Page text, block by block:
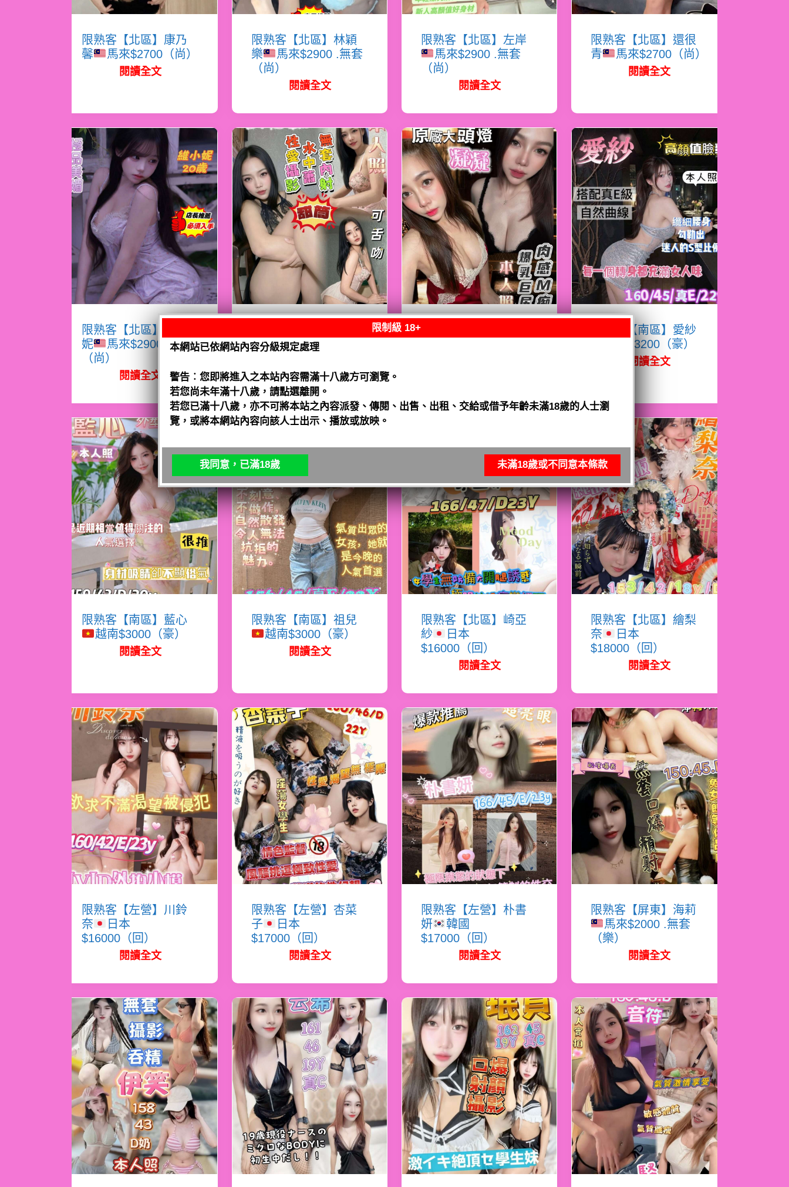
限熟客【北區】康乃
馨
馬來$2700（尚）
閱讀全文
限熟客【北區】林穎
樂
馬來$2900 .無套
（尚）
閱讀全文
限熟客【北區】左岸
馬來$2900 .無套
（尚）
閱讀全文
限熟客【北區】還很
青
馬來$2700（尚）
閱讀全文
限熟客【北區】維小
妮
馬來$2900 .無套
（尚）
閱讀全文
馬來$2700 .無套
閱讀全文
限熟客【南區】愛紗
越南$3200（豪）
閱讀全文
限熟客【南區】藍心
越南$3000（豪）
閱讀全文
限熟客【南區】祖兒
越南$3000（豪）
閱讀全文
限熟客【北區】崎亞
紗
日本
$16000（回）
閱讀全文
限熟客【北區】繪梨
奈
日本
$18000（回）
閱讀全文
限熟客【左營】川鈴
奈
日本
$16000（回）
閱讀全文
限熟客【左營】杏菜
子
日本
$17000（回）
閱讀全文
限熟客【左營】朴書
妍
韓國
$17000（回）
閱讀全文
限熟客【屏東】海莉
馬來$2000 .無套
（樂）
閱讀全文
限制級 18+
本網站已依網站內容分級規定處理
警告︰您即將進入之本站內容需滿十八歲方可瀏覽。
若您尚未年滿十八歲，請點選離開。
若您已滿十八歲，亦不可將本站之內容派發、傳閱、出售、出租、交給或借予年齡未滿18歲的人士瀏
覽，或將本網站內容向該人士出示、播放或放映。
我同意，已滿18歲 未滿18歲或不同意本條款